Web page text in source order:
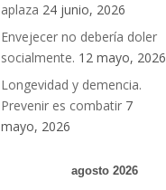
aplaza 24 junio, 2026
Envejecer no debería doler
socialmente. 12 mayo, 2026
Longevidad y demencia.
Prevenir es combatir 7
mayo, 2026
agosto 2026